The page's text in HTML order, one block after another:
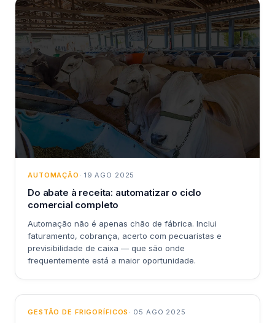
AUTOMAÇÃO · 19 AGO 2025
Do abate à receita: automatizar o ciclo
comercial completo
Automação não é apenas chão de fábrica. Inclui
faturamento, cobrança, acerto com pecuaristas e
previsibilidade de caixa — que são onde
frequentemente está a maior oportunidade.
GESTÃO DE FRIGORÍFICOS · 05 AGO 2025